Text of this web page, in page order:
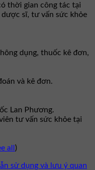
thời gian công tác tại
sĩ, tư vấn sức khỏe
dụng, thuốc kê đơn,
và kê đơn.
Lan Phương.
tư vấn sức khỏe tại
all )
sử dụng và lưu ý quan